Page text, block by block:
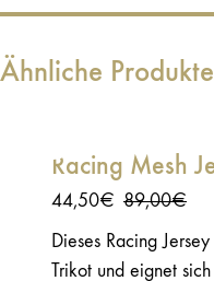
Ähnliche Produkte
Racing Mesh
89,00€
Ursprünglicher
Preis
war:
44,50€
Aktueller
Preis
ist:
Dieses Racing
Trikot und eignet